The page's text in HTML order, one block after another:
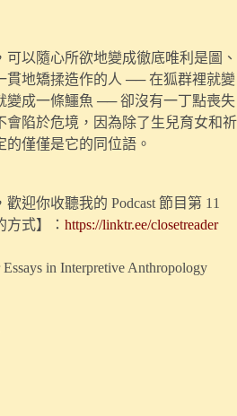
以隨心所欲地變成徹底唯利是圖、
貫地矯揉造作的人 ── 在狐群裡就變
變成一條鱷魚 ── 卻沒有一丁點喪失
會陷於危境，因為除了生兒育女和祈
僅僅是它的同位語。
迎你收聽我的 Podcast 節目第 11
式】： https://linktr.ee/closetreader
in Interpretive Anthropology